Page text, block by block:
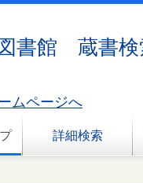
書館 蔵書検
ムページへ
詳細検索